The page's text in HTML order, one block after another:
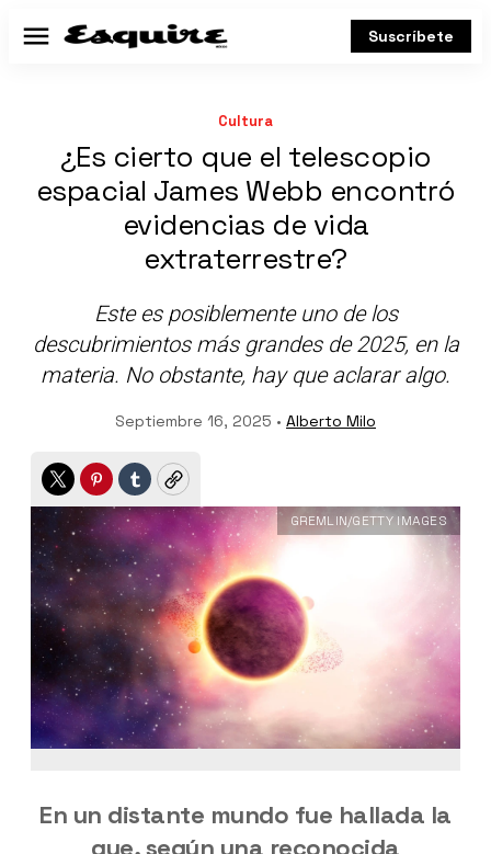
Menú Suscríbete
Cultura
¿Es cierto que el telescopio
espacial James Webb encontró
evidencias de vida
extraterrestre?
Este es posiblemente uno de los
descubrimientos más grandes de 2025, en la
materia. No obstante, hay que aclarar algo.
Septiembre 16, 2025 • Alberto Milo
TwitterPinterest
TumblrCopy
GREMLIN/GETTY IMAGES
En un distante mundo fue hallada la
que, según una reconocida